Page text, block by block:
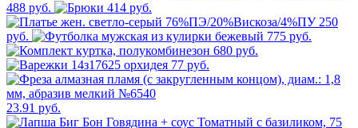
488 руб.
414 руб.
250
руб.
775 руб.
680 руб.
77 руб.
23.91 руб.